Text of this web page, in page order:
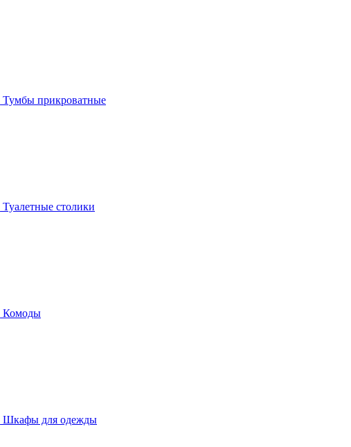
Тумбы прикроватные
Туалетные столики
Комоды
Шкафы для одежды